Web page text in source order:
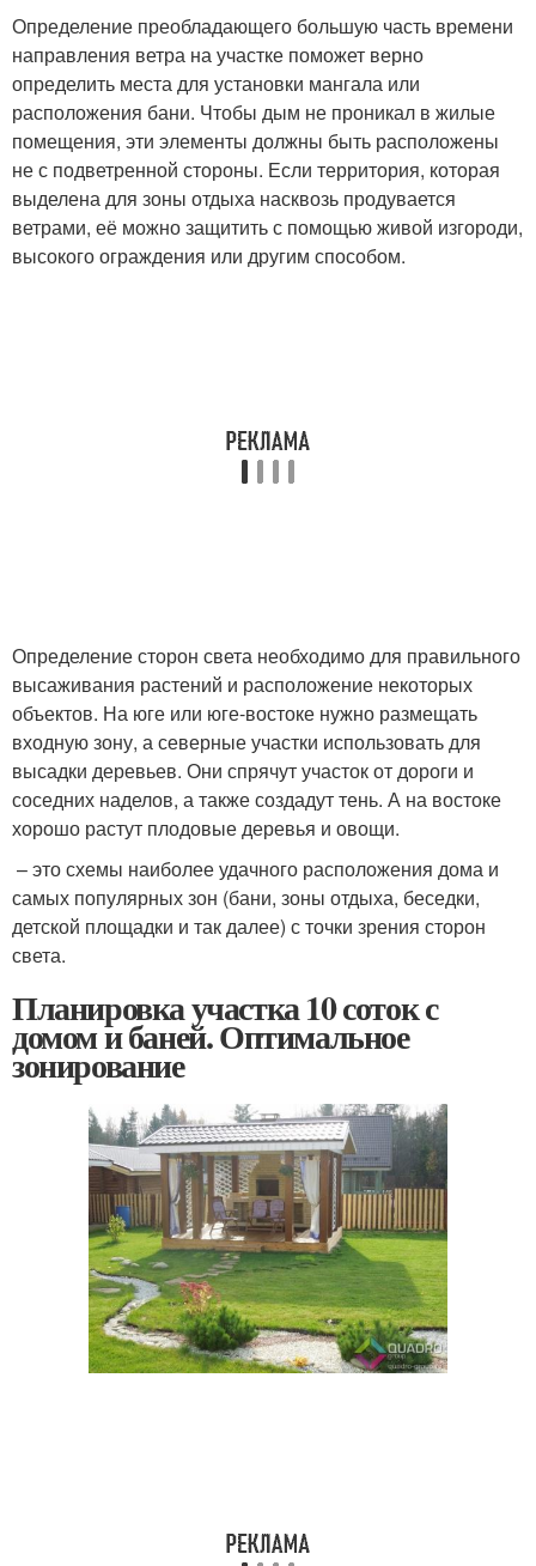
Определение преобладающего большую часть времени
направления ветра на участке поможет верно
определить места для установки мангала или
расположения бани. Чтобы дым не проникал в жилые
помещения, эти элементы должны быть расположены
не с подветренной стороны. Если территория, которая
выделена для зоны отдыха насквозь продувается
ветрами, её можно защитить с помощью живой изгороди,
высокого ограждения или другим способом.
Определение сторон света необходимо для правильного
высаживания растений и расположение некоторых
объектов. На юге или юге-востоке нужно размещать
входную зону, а северные участки использовать для
высадки деревьев. Они спрячут участок от дороги и
соседних наделов, а также создадут тень. А на востоке
хорошо растут плодовые деревья и овощи.
– это схемы наиболее удачного расположения дома и
самых популярных зон (бани, зоны отдыха, беседки,
детской площадки и так далее) с точки зрения сторон
света.
Планировка участка 10 соток с
домом и баней. Оптимальное
зонирование